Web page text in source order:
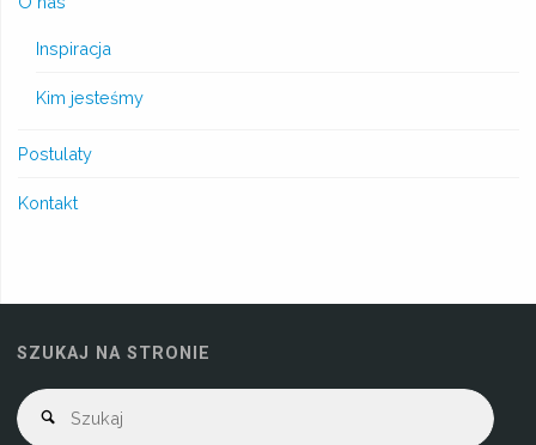
Inspiracja
Kim jesteśmy
Postulaty
Kontakt
SZUKAJ NA STRONIE